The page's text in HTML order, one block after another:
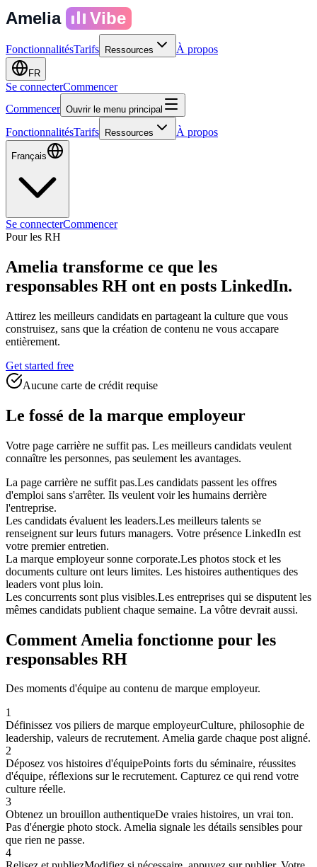
Amelia Vibe
FonctionnalitésTarifs Ressources À propos
FR
Se connecterCommencer
Commencer Ouvrir le menu principal
FonctionnalitésTarifs Ressources À propos
Français
Se connecterCommencer
Pour les RH
Amelia transforme ce que les
responsables RH ont en posts LinkedIn.
Attirez les meilleurs candidats en partageant la culture que vous
construisez, sans que la création de contenu ne vous accapare
entièrement.
Get started free
Aucune carte de crédit requise
Le fossé de la marque employeur
Votre page carrière ne suffit pas. Les meilleurs candidats veulent
connaître les personnes, pas seulement les avantages.
La page carrière ne suffit pas.Les candidats passent les offres
d'emploi sans s'arrêter. Ils veulent voir les humains derrière
l'entreprise.
Les candidats évaluent les leaders.Les meilleurs talents se
renseignent sur leurs futurs managers. Votre présence LinkedIn est
votre premier entretien.
La marque employeur sonne corporate.Les photos stock et les
documents culture ont leurs limites. Les histoires authentiques des
leaders vont plus loin.
Les concurrents sont plus visibles.Les entreprises qui se disputent les
mêmes candidats publient chaque semaine. La vôtre devrait aussi.
Comment Amelia fonctionne pour les
responsables RH
Des moments d'équipe au contenu de marque employeur.
1
Définissez vos piliers de marque employeurCulture, philosophie de
leadership, valeurs de recrutement. Amelia garde chaque post aligné.
2
Déposez vos histoires d'équipePoints forts du séminaire, réussites
d'équipe, réflexions sur le recrutement. Capturez ce qui rend votre
culture réelle.
3
Obtenez un brouillon authentiqueDe vraies histoires, un vrai ton.
Pas d'énergie photo stock. Amelia signale les détails sensibles pour
que rien ne passe.
4